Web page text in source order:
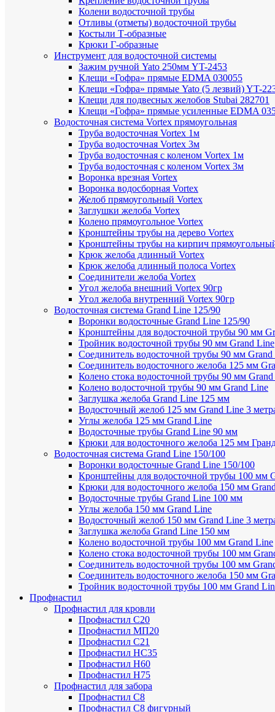
Колени водосточной трубы
Отливы (отметы) водосточной трубы
Костыли Т-образные
Крюки Г-образные
Инструмент для водосточной системы
Зажим ручной Yato 250мм YT-2453
Клещи «Гофра» прямые EDMA 030055
Клещи «Гофра» прямые Yato (5 лезвий) YT-
Клещи для подвесных желобов Stubai 282701
Клещи «Гофра» прямые усиленные EDMA
Водосточная система Vortex прямоугольная
Труба водосточная Vortex 1м
Труба водосточная Vortex 3м
Труба водосточная с коленом Vortex 1м
Труба водосточная с коленом Vortex 3м
Воронка врезная Vortex
Воронка водосборная Vortex
Желоб прямоугольный Vortex
Заглушки желоба Vortex
Колено прямоугольное Vortex
Кронштейны трубы на дерево Vortex
Кронштейны трубы на кирпич
Крюк желоба длинный Vortex
Крюк желоба длинный полоса Vortex
Соединители желоба Vortex
Угол желоба внешний Vortex 90гр
Угол желоба внутренний Vortex 90гр
Водосточная система Grand Line 125/90
Воронки водосточные Grand Line 125/90
Кронштейны для водосточной трубы 90 мм
Тройник водосточной трубы 90 мм Grand Line
Соединитель водосточной трубы 90 мм
Соединитель водосточного желоба 125 мм
Колено стока водосточной трубы 90 мм
Колено водосточной трубы 90 мм Grand Line
Заглушка желоба Grand Line 125 мм
Водосточный желоб 125 мм Grand Line 3
Углы желоба 125 мм Grand Line
Водосточные трубы Grand Line 90 мм
Крюки для водосточного желоба 125 мм
Водосточная система Grand Line 150/100
Воронки водосточные Grand Line 150/100
Кронштейны для водосточной трубы 100 мм
Крюки для водосточного желоба 150 мм
Водосточные трубы Grand Line 100 мм
Углы желоба 150 мм Grand Line
Водосточный желоб 150 мм Grand Line 3
Заглушка желоба Grand Line 150 мм
Колено водосточной трубы 100 мм Grand Line
Колено стока водосточной трубы 100 мм
Соединитель водосточной трубы 100 мм
Соединитель водосточного желоба 150 мм
Тройник водосточной трубы 100 мм Grand
Профнастил
Профнастил для кровли
Профнастил С20
Профнастил МП20
Профнастил С21
Профнастил НС35
Профнастил Н60
Профнастил Н75
Профнастил для забора
Профнастил С8
Профнастил С8 фигурный